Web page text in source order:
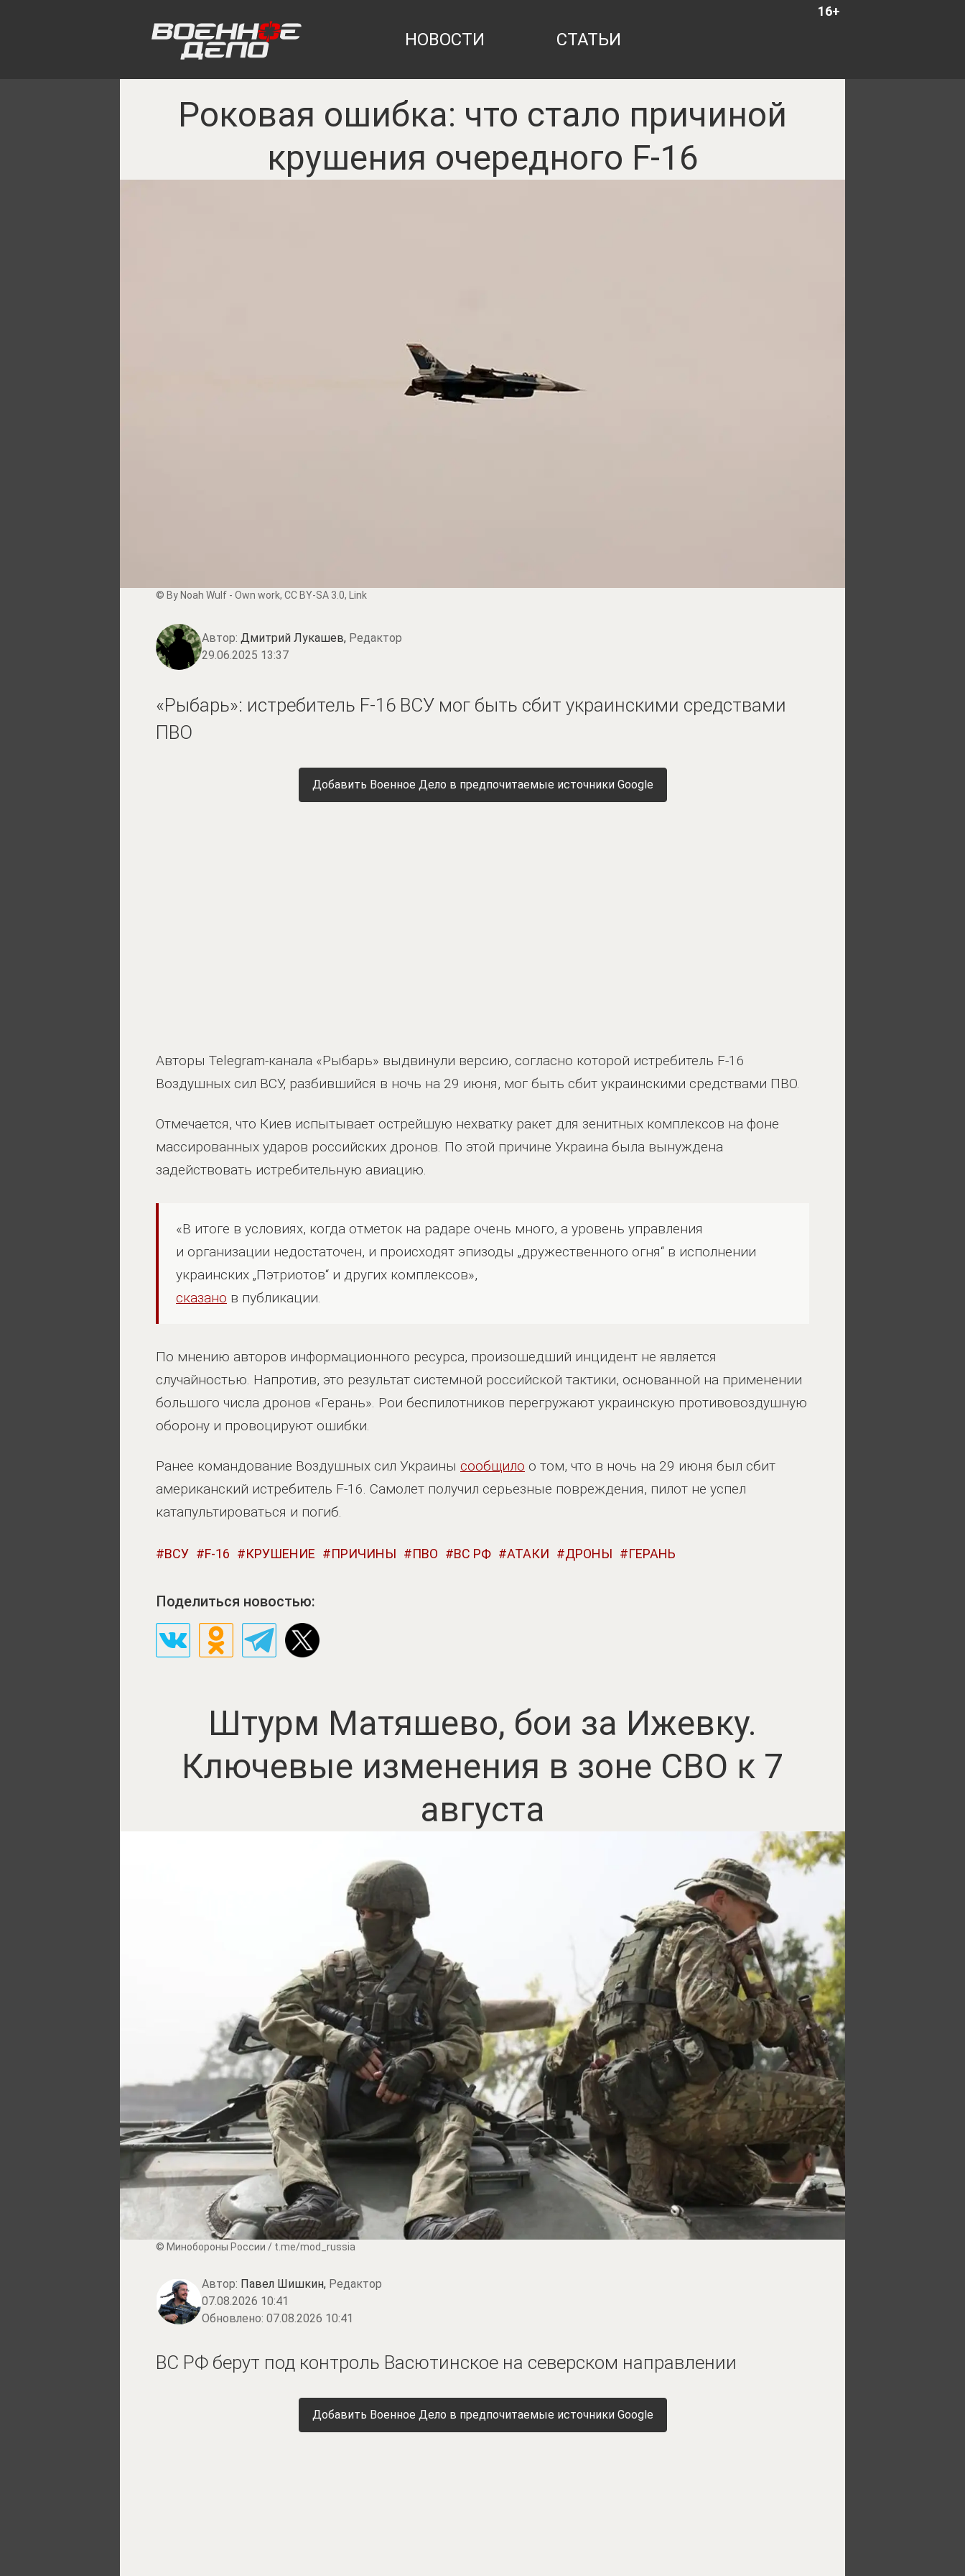
16+
НОВОСТИ СТАТЬИ
Роковая ошибка: что стало причиной
крушения очередного F-16
© By Noah Wulf - Own work, CC BY-SA 3.0, Link
Автор: Дмитрий Лукашев, Редактор
29.06.2025 13:37
«Рыбарь»: истребитель F-16 ВСУ мог быть сбит украинскими средствами
ПВО
Добавить Военное Дело в предпочитаемые источники Google
Авторы Telegram-канала «Рыбарь» выдвинули версию, согласно которой истребитель F-16
Воздушных сил ВСУ, разбившийся в ночь на 29 июня, мог быть сбит украинскими средствами ПВО.
Отмечается, что Киев испытывает острейшую нехватку ракет для зенитных комплексов на фоне
массированных ударов российских дронов. По этой причине Украина была вынуждена
задействовать истребительную авиацию.
«В итоге в условиях, когда отметок на радаре очень много, а уровень управления
и организации недостаточен, и происходят эпизоды „дружественного огня“ в исполнении
украинских „Пэтриотов“ и других комплексов»,
сказано в публикации.
По мнению авторов информационного ресурса, произошедший инцидент не является
случайностью. Напротив, это результат системной российской тактики, основанной на применении
большого числа дронов «Герань». Рои беспилотников перегружают украинскую противовоздушную
оборону и провоцируют ошибки.
Ранее командование Воздушных сил Украины сообщило о том, что в ночь на 29 июня был сбит
американский истребитель F-16. Самолет получил серьезные повреждения, пилот не успел
катапультироваться и погиб.
ВСУ F-16 КРУШЕНИЕ ПРИЧИНЫ ПВО ВС РФ АТАКИ ДРОНЫ ГЕРАНЬ
Поделиться новостью:
Штурм Матяшево, бои за Ижевку.
Ключевые изменения в зоне СВО к 7
августа
© Минобороны России / t.me/mod_russia
Автор: Павел Шишкин, Редактор
07.08.2026 10:41
Обновлено: 07.08.2026 10:41
ВС РФ берут под контроль Васютинское на северском направлении
Добавить Военное Дело в предпочитаемые источники Google